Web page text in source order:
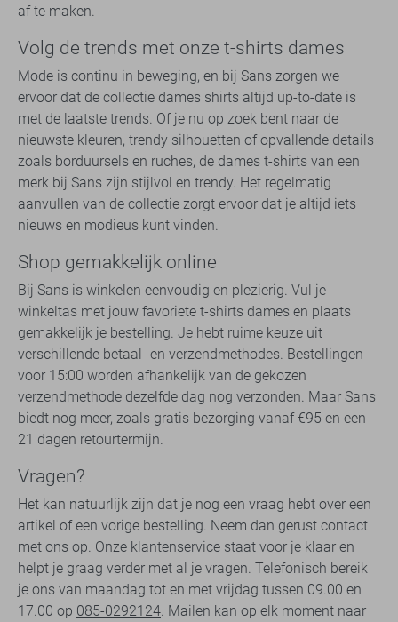
af te maken.
Volg de trends met onze t-shirts dames
Mode is continu in beweging, en bij Sans zorgen we
ervoor dat de collectie dames shirts altijd up-to-date is
met de laatste trends. Of je nu op zoek bent naar de
nieuwste kleuren, trendy silhouetten of opvallende details
zoals borduursels en ruches, de dames t-shirts van een
merk bij Sans zijn stijlvol en trendy. Het regelmatig
aanvullen van de collectie zorgt ervoor dat je altijd iets
nieuws en modieus kunt vinden.
Shop gemakkelijk online
Bij Sans is winkelen eenvoudig en plezierig. Vul je
winkeltas met jouw favoriete t-shirts dames en plaats
gemakkelijk je bestelling. Je hebt ruime keuze uit
verschillende betaal- en verzendmethodes. Bestellingen
voor 15:00 worden afhankelijk van de gekozen
verzendmethode dezelfde dag nog verzonden. Maar Sans
biedt nog meer, zoals gratis bezorging vanaf €95 en een
21 dagen retourtermijn.
Vragen?
Het kan natuurlijk zijn dat je nog een vraag hebt over een
artikel of een vorige bestelling. Neem dan gerust contact
met ons op. Onze klantenservice staat voor je klaar en
helpt je graag verder met al je vragen. Telefonisch bereik
je ons van maandag tot en met vrijdag tussen 09.00 en
17.00 op 085-0292124. Mailen kan op elk moment naar